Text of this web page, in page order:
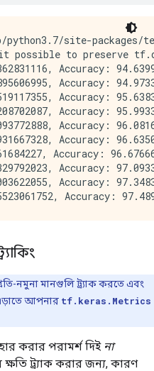
site-
possible to preserve
Accuracy:
Accuracy:
Accuracy:
Accuracy:
Accuracy:
Accuracy:
Accuracy:
Accuracy:
Accuracy:
নমুনা মানগুলি ট্র্যাক করতে এবং
আপনার tf.keras.Metrics
করার পরামর্শ দিই না
ক্ষতি ট্র্যাক করার জন্য, কারণ